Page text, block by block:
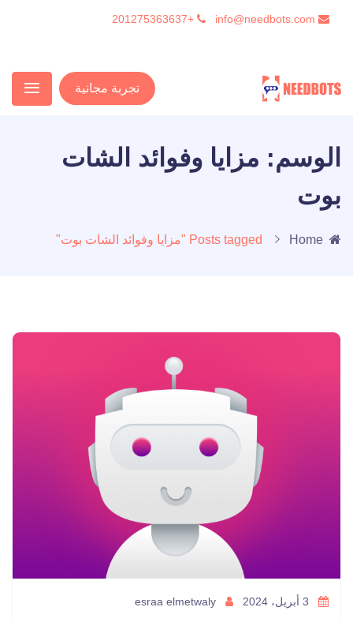
+201275363637
تجربة مجانية
الوسم: مزايا وفوائد الشات
بوت
Home Posts tagged "مزايا وفوائد الشات بوت"
3 أبريل، 2024